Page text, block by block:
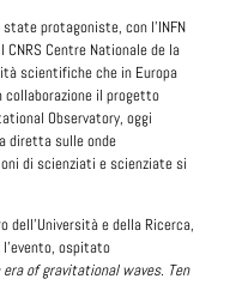
protagoniste, con l’INFN
Centre Nationale de la
scientifiche che in Europa
il progetto
Observatory, oggi
diretta sulle onde
di scienziati e scienziate si
dell’Università e della Ricerca,
l’evento, ospitato
era of gravitational waves. Ten